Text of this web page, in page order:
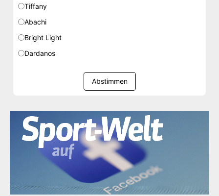
Tiffany
Abachi
Bright Light
Dardanos
Abstimmen